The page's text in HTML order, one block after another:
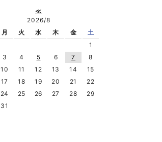
≪
2026/8
月 火 水 木 金
土
1
3 4 5 6 7
8
10 11 12 13 14
15
17 18 19 20 21
22
24 25 26 27 28
29
31